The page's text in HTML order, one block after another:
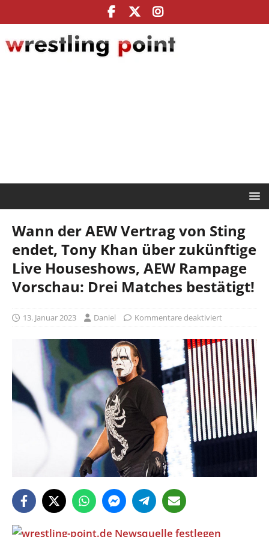
Wann der AEW Vertrag von Sting
endet, Tony Khan über zukünftige
Live Houseshows, AEW Rampage
Vorschau: Drei Matches bestätigt!
13. Januar 2023 Daniel Kommentare deaktiviert